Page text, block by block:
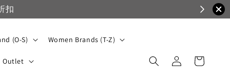
(O-S) Women Brands (T-Z)
Outlet